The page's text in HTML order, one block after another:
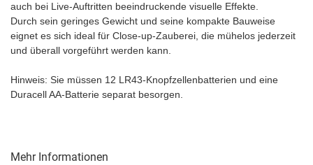
auch bei Live-Auftritten beeindruckende visuelle Effekte.
Durch sein geringes Gewicht und seine kompakte Bauweise
eignet es sich ideal für Close-up-Zauberei, die mühelos jederzeit
und überall vorgeführt werden kann.
Hinweis: Sie müssen 12 LR43-Knopfzellenbatterien und eine
Duracell AA-Batterie separat besorgen.
Mehr Informationen